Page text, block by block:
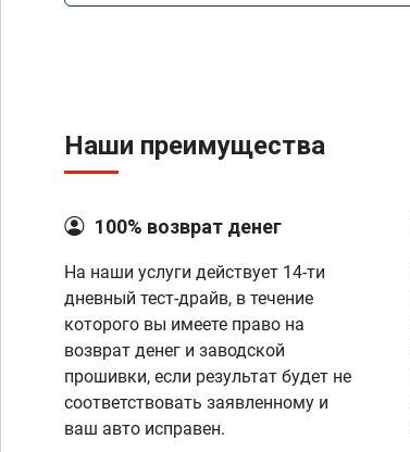
Наши преимущества
100% возврат денег
На наши услуги действует 14-ти
дневный тест-драйв, в течение
которого вы имеете право на
возврат денег и заводской
прошивки, если результат будет не
соответствовать заявленному и
ваш авто исправен.